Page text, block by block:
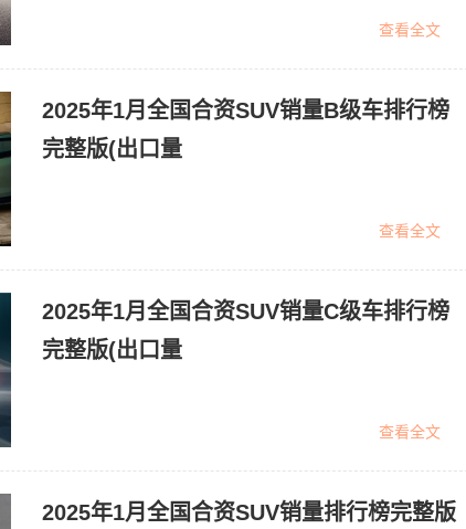
查看全文
2025年1月全国合资SUV销量B级车排行榜
完整版(出口量
查看全文
2025年1月全国合资SUV销量C级车排行榜
完整版(出口量
查看全文
2025年1月全国合资SUV销量排行榜完整版